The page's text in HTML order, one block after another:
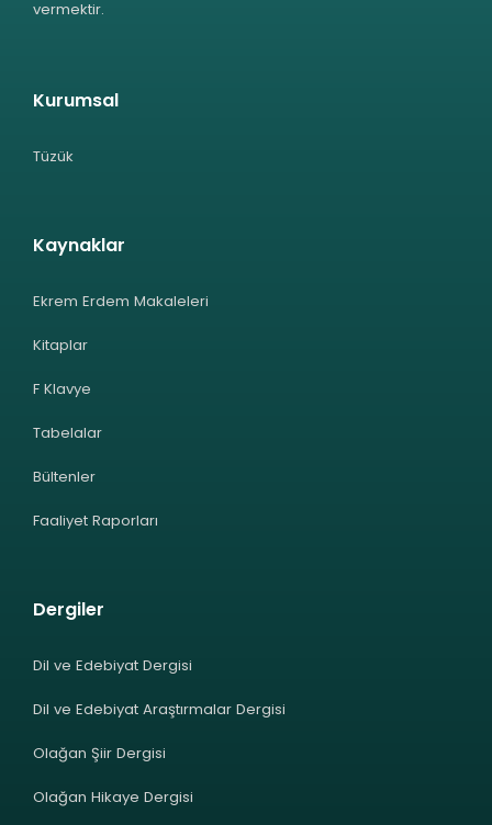
vermektir.
Kurumsal
Tüzük
Kaynaklar
Ekrem Erdem Makaleleri
Kitaplar
F Klavye
Tabelalar
Bültenler
Faaliyet Raporları
Dergiler
Dil ve Edebiyat Dergisi
Dil ve Edebiyat Araştırmalar Dergisi
Olağan Şiir Dergisi
Olağan Hikaye Dergisi